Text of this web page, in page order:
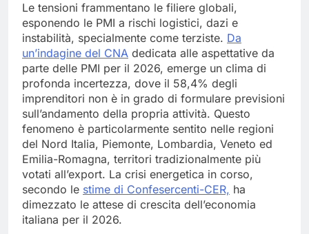
Le tensioni frammentano le filiere globali,
esponendo le PMI a rischi logistici, dazi e
instabilità, specialmente come terziste. Da
un’indagine del CNA dedicata alle aspettative da
parte delle PMI per il 2026, emerge un clima di
profonda incertezza, dove il 58,4% degli
imprenditori non è in grado di formulare previsioni
sull’andamento della propria attività. Questo
fenomeno è particolarmente sentito nelle regioni
del Nord Italia, Piemonte, Lombardia, Veneto ed
Emilia-Romagna, territori tradizionalmente più
votati all’export. La crisi energetica in corso,
secondo le stime di Confesercenti-CER, ha
dimezzato le attese di crescita dell’economia
italiana per il 2026.